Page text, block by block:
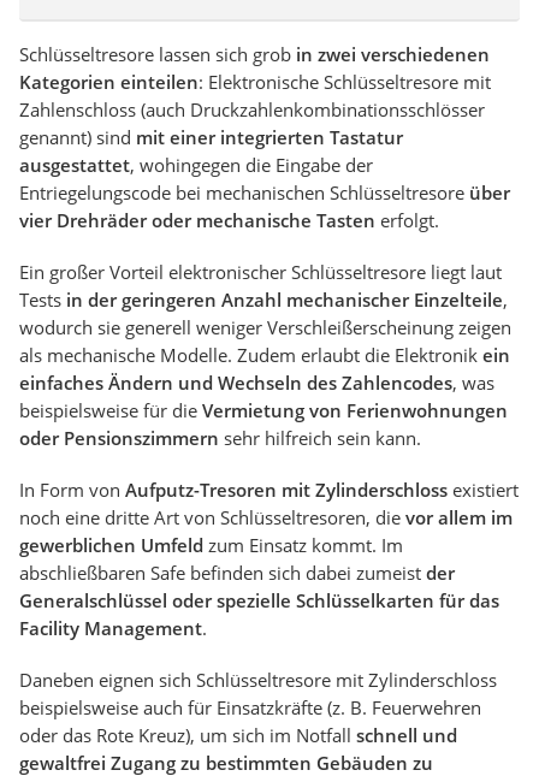
Schlüsseltresore lassen sich grob in zwei verschiedenen
Kategorien einteilen: Elektronische Schlüsseltresore mit
Zahlenschloss (auch Druckzahlenkombinationsschlösser
genannt) sind mit einer integrierten Tastatur
ausgestattet, wohingegen die Eingabe der
Entriegelungscode bei mechanischen Schlüsseltresore über
vier Drehräder oder mechanische Tasten erfolgt.
Ein großer Vorteil elektronischer Schlüsseltresore liegt laut
Tests in der geringeren Anzahl mechanischer Einzelteile,
wodurch sie generell weniger Verschleißerscheinung zeigen
als mechanische Modelle. Zudem erlaubt die Elektronik ein
einfaches Ändern und Wechseln des Zahlencodes, was
beispielsweise für die Vermietung von Ferienwohnungen
oder Pensionszimmern sehr hilfreich sein kann.
In Form von Aufputz-Tresoren mit Zylinderschloss existiert
noch eine dritte Art von Schlüsseltresoren, die vor allem im
gewerblichen Umfeld zum Einsatz kommt. Im
abschließbaren Safe befinden sich dabei zumeist der
Generalschlüssel oder spezielle Schlüsselkarten für das
Facility Management.
Daneben eignen sich Schlüsseltresore mit Zylinderschloss
beispielsweise auch für Einsatzkräfte (z. B. Feuerwehren
oder das Rote Kreuz), um sich im Notfall schnell und
gewaltfrei Zugang zu bestimmten Gebäuden zu